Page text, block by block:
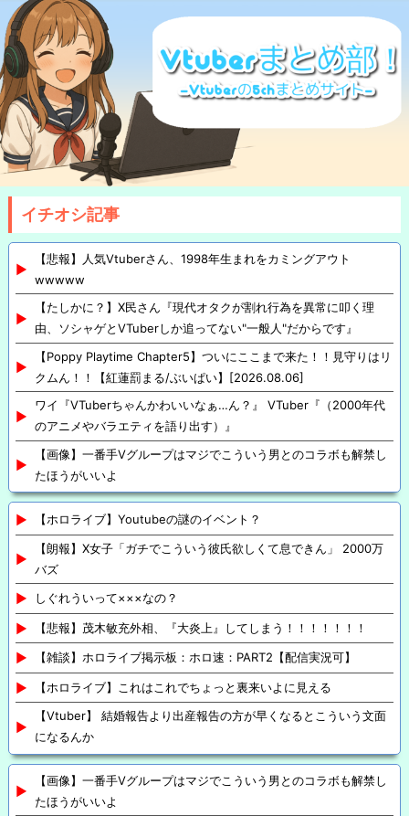
イチオシ記事
【悲報】人気Vtuberさん、1998年生まれをカミングアウト
wwwww
【たしかに？】X民さん『現代オタクが割れ行為を異常に叩く理
由、ソシャゲとVTuberしか追ってない"一般人"だからです』
【Poppy Playtime Chapter5】ついにここまで来た！！見守りはリ
クムん！！【紅蓮罰まる/ぶいぱい】[2026.08.06]
ワイ『VTuberちゃんかわいいなぁ…ん？』 VTuber『（2000年代
のアニメやバラエティを語り出す）』
【画像】一番手Vグループはマジでこういう男とのコラボも解禁し
たほうがいいよ
【ホロライブ】Youtubeの謎のイベント？
【朗報】X女子「ガチでこういう彼氏欲しくて息できん」 2000万
バズ
しぐれういって×××なの？
【悲報】茂木敏充外相、『大炎上』してしまう！！！！！！！
【雑談】ホロライブ掲示板：ホロ速：PART2【配信実況可】
【ホロライブ】これはこれでちょっと裏来いよに見える
【Vtuber】 結婚報告より出産報告の方が早くなるとこういう文面
になるんか
【画像】一番手Vグループはマジでこういう男とのコラボも解禁し
たほうがいいよ